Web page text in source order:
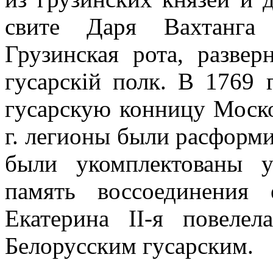
свите Даря
Грузинская рота,
гусарскій полк. В 1769
гусарскую конницу
г. легионы были
были укомплектованы
память
Екатерина ІІ-я
Белорусским гусарским.